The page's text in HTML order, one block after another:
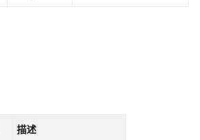
描述